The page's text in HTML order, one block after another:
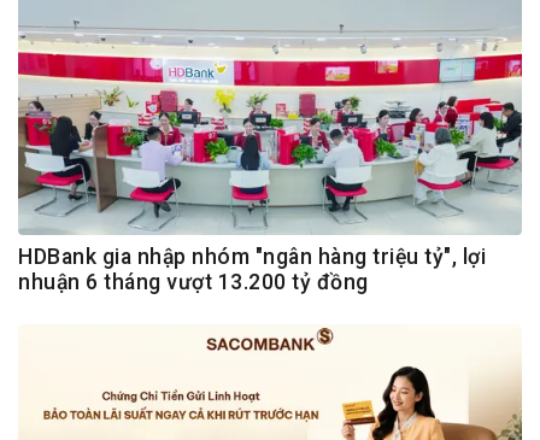
HDBank gia nhập nhóm "ngân hàng triệu tỷ", lợi
nhuận 6 tháng vượt 13.200 tỷ đồng